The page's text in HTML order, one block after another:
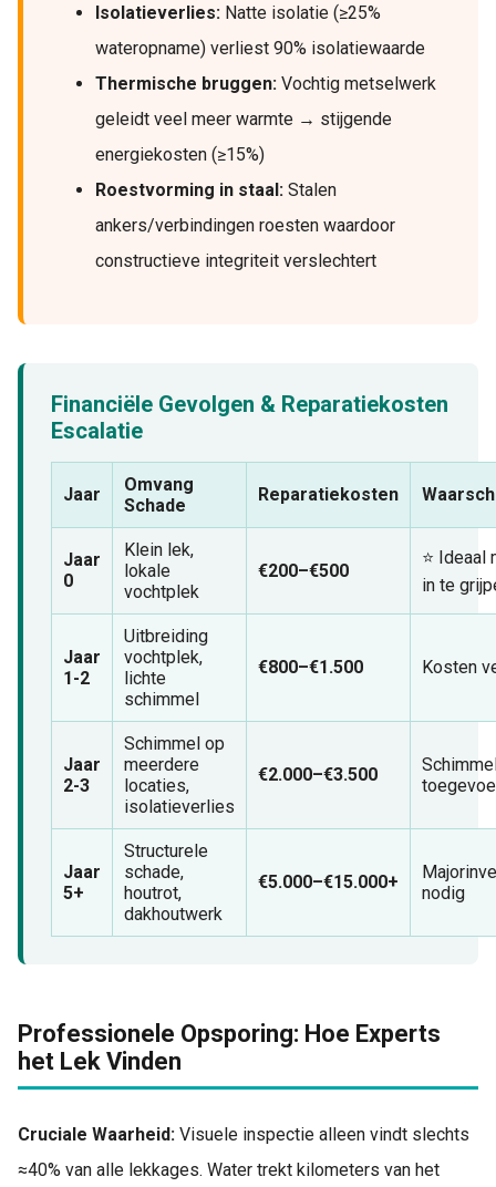
Isolatieverlies: Natte isolatie (≥25%
wateropname) verliest 90% isolatiewaarde
Thermische bruggen: Vochtig metselwerk
geleidt veel meer warmte → stijgende
energiekosten (≥15%)
Roestvorming in staal: Stalen
ankers/verbindingen roesten waardoor
constructieve integriteit verslechtert
Financiële Gevolgen & Reparatiekosten
Escalatie
Jaar
Omvang
Schade
Reparatiekosten
Jaar
0
Klein lek,
lokale
vochtplek
€200–€500
⭐ Ideaal
in te
Jaar
1-2
Uitbreiding
vochtplek,
lichte
schimmel
€800–€1.500 Kosten
Jaar
2-3
Schimmel op
meerdere
locaties,
isolatieverlies
€2.000–€3.500
Jaar
5+
Structurele
schade,
houtrot,
dakhoutwerk
€5.000–€15.000+
nodig
Professionele Opsporing: Hoe Experts
het Lek Vinden
Cruciale Waarheid: Visuele inspectie alleen vindt slechts
≈40% van alle lekkages. Water trekt kilometers van het